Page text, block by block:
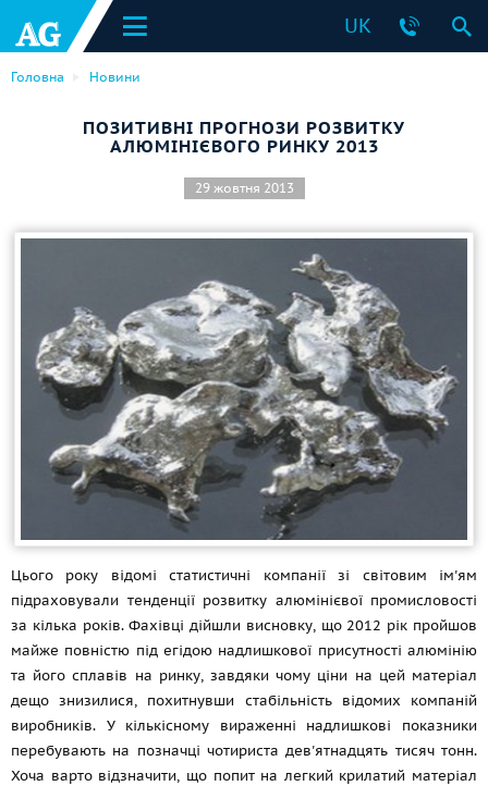
UK
Головна Новини
ПОЗИТИВНІ ПРОГНОЗИ РОЗВИТКУ
АЛЮМІНІЄВОГО РИНКУ 2013
29 жовтня 2013
Цього року відомі статистичні компанії зі світовим ім'ям
підраховували тенденції розвитку алюмінієвої промисловості
за кілька років. Фахівці дійшли висновку, що 2012 рік пройшов
майже повністю під егідою надлишкової присутності алюмінію
та його сплавів на ринку, завдяки чому ціни на цей матеріал
дещо знизилися, похитнувши стабільність відомих компаній
виробників. У кількісному вираженні надлишкові показники
перебувають на позначці чотириста дев'ятнадцять тисяч тонн.
Хоча варто відзначити, що попит на легкий крилатий матеріал